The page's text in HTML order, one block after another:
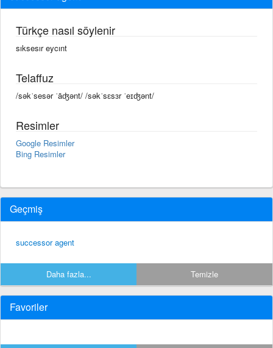
Türkçe nasıl söylenir
sıksesır eycınt
Telaffuz
/səkˈsesər ˈāʤənt/ /səkˈsɛsɜr ˈeɪʤənt/
Resimler
Google Resimler
Bing Resimler
Geçmiş
successor agent
Daha fazla... Temizle
Favoriler